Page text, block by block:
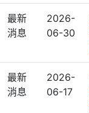
最新
消息
2026-
06-30
最新
消息
2026-
06-17